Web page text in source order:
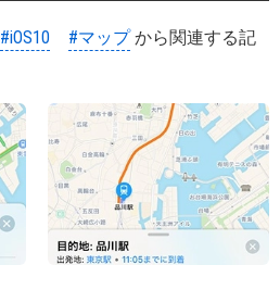
#iOS10 #マップから関連する記